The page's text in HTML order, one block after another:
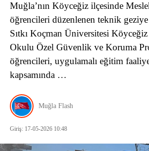
Muğla’nın Köyceğiz ilçesinde
öğrencileri düzenlenen teknik
Sıtkı Koçman Üniversitesi
Okulu Özel Güvenlik ve Koruma
öğrencileri, uygulamalı eğitim
kapsamında …
Muğla Flash
Giriş: 17-05-2026 10:48